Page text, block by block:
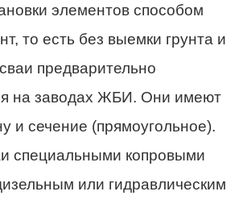
элементов способом
то есть без выемки грунта и
предварительно
на заводах ЖБИ. Они имеют
и сечение (прямоугольное).
специальными копровыми
или гидравлическим